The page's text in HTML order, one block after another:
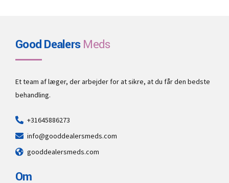
Good DealersMeds
Et team af læger, der arbejder for at sikre, at du får den bedste
behandling.
+31645886273
info@gooddealersmeds.com
gooddealersmeds.com
Om